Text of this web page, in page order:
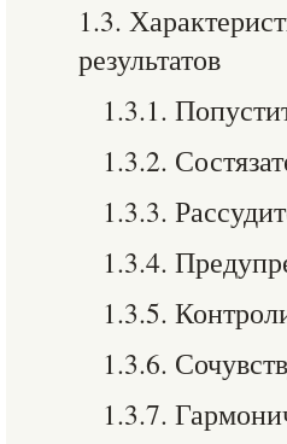
1.3.
результатов
1.3.1.
1.3.2.
1.3.3.
1.3.4.
1.3.5.
1.3.6.
1.3.7.